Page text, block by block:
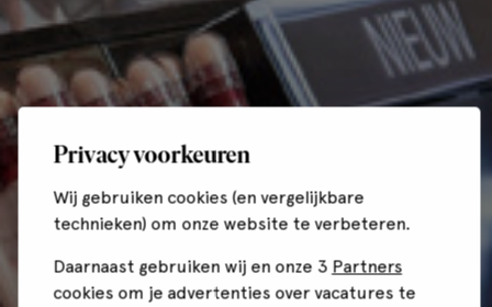
Privacy voorkeuren
Wij gebruiken cookies (en vergelijkbare
technieken) om onze website te verbeteren.
Daarnaast gebruiken wij en onze 3 Partners
cookies om je advertenties over vacatures te